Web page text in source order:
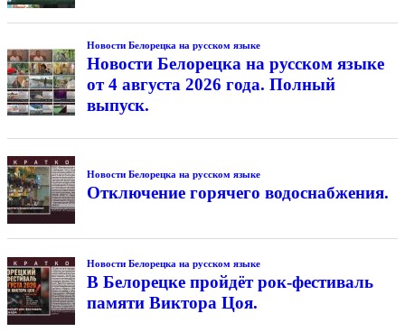
Новости Белорецка на русском языке
Новости Белорецка на русском языке
от 4 августа 2026 года. Полный
выпуск.
Новости Белорецка на русском языке
Отключение горячего водоснабжения.
Новости Белорецка на русском языке
В Белорецке пройдёт рок-фестиваль
памяти Виктора Цоя.